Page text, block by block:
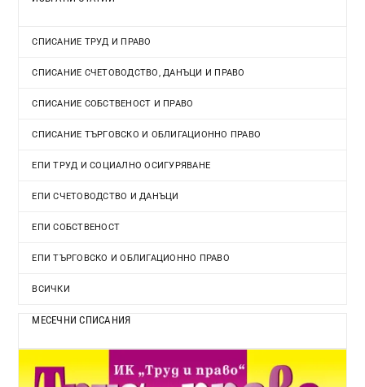
СПИСАНИЕ ТРУД И ПРАВО
СПИСАНИЕ СЧЕТОВОДСТВО, ДАНЪЦИ И ПРАВО
СПИСАНИЕ СОБСТВЕНОСТ И ПРАВО
СПИСАНИЕ ТЪРГОВСКО И ОБЛИГАЦИОННО ПРАВО
ЕПИ ТРУД И СОЦИАЛНО ОСИГУРЯВАНЕ
ЕПИ СЧЕТОВОДСТВО И ДАНЪЦИ
ЕПИ СОБСТВЕНОСТ
ЕПИ ТЪРГОВСКО И ОБЛИГАЦИОННО ПРАВО
ВСИЧКИ
МЕСЕЧНИ СПИСАНИЯ